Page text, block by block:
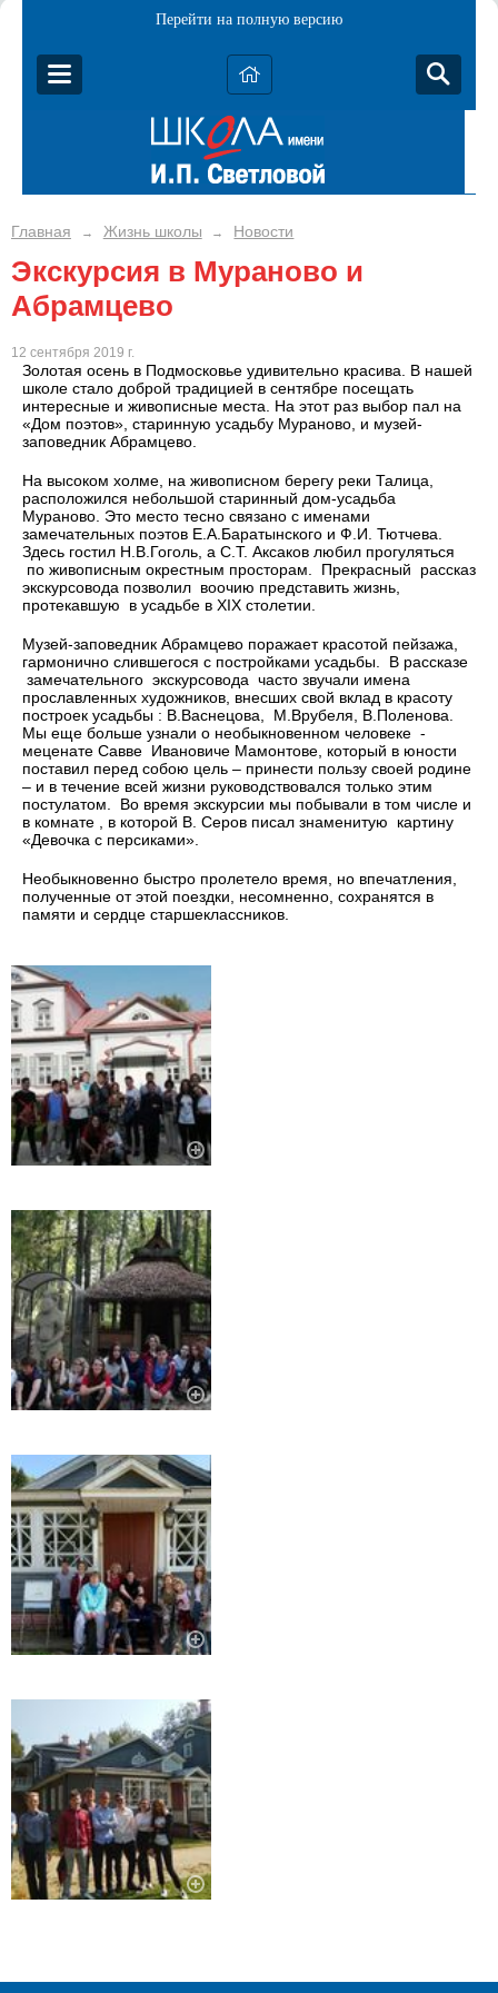
Перейти на полную версию
Главная → Жизнь школы → Новости
Экскурсия в Мураново и
Абрамцево
12 сентября 2019 г.
Золотая осень в Подмосковье удивительно красива. В нашей
школе стало доброй традицией в сентябре посещать
интересные и живописные места. На этот раз выбор пал на
«Дом поэтов», старинную усадьбу Мураново, и музей-
заповедник Абрамцево.
На высоком холме, на живописном берегу реки Талица,
расположился небольшой старинный дом-усадьба
Мураново. Это место тесно связано с именами
замечательных поэтов Е.А.Баратынского и Ф.И. Тютчева.
Здесь гостил Н.В.Гоголь, а С.Т. Аксаков любил прогуляться
по живописным окрестным просторам. Прекрасный рассказ
экскурсовода позволил воочию представить жизнь,
протекавшую в усадьбе в ХIХ столетии.
Музей-заповедник Абрамцево поражает красотой пейзажа,
гармонично слившегося с постройками усадьбы. В рассказе
замечательного экскурсовода часто звучали имена
прославленных художников, внесших свой вклад в красоту
построек усадьбы : В.Васнецова, М.Врубеля, В.Поленова.
Мы еще больше узнали о необыкновенном человеке -
меценате Савве Ивановиче Мамонтове, который в юности
поставил перед собою цель – принести пользу своей родине
– и в течение всей жизни руководствовался только этим
постулатом. Во время экскурсии мы побывали в том числе и
в комнате , в которой В. Серов писал знаменитую картину
«Девочка с персиками».
Необыкновенно быстро пролетело время, но впечатления,
полученные от этой поездки, несомненно, сохранятся в
памяти и сердце старшеклассников.